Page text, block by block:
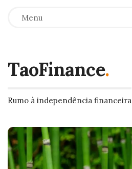
Menu
TaoFinance.
Rumo à independência financeira